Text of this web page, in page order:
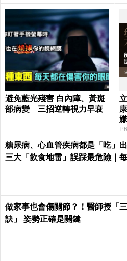
避免藍光殘害 白內障、黃斑
部病變 三招逆轉視力早衰
糖尿病、心血管疾病都是「吃」出
三大「飲食地雷」誤踩最危險｜
做家事也會傷關節？！醫師授「
訣」 姿勢正確是關鍵